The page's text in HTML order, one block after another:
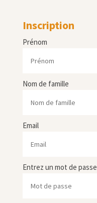
Inscription
Prénom
Nom de famille
Email
Entrez un mot de passe